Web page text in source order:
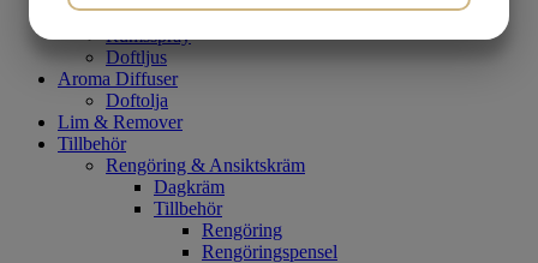
Doft
Rumsspray
Doftljus
Aroma Diffuser
Doftolja
Lim & Remover
Tillbehör
Rengöring & Ansiktskräm
Dagkräm
Tillbehör
Rengöring
Rengöringspensel
MARKNADSFÖRING